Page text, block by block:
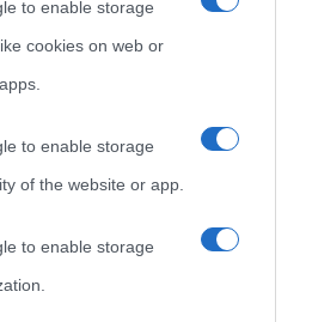
to enable storage
cookies on web or
to enable storage
of the website or app.
to enable storage
sulla cultura)
Mappa del sito
Privacy policy